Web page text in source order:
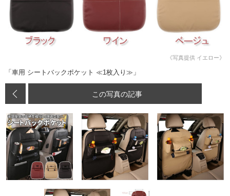
《写真提供 イエロー》
「車用 シートバックポケット ≪1枚入り≫」
この写真の記事